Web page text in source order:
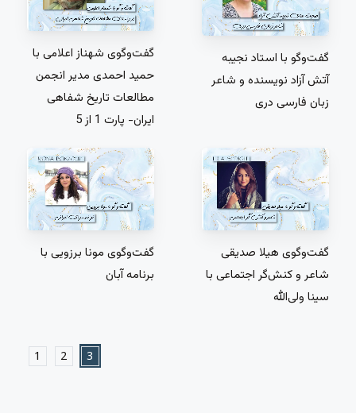
گفت‌و‌گوی شهناز اعلامی با
حمید احمدی مدیر انجمن
مطالعات تاریخ شفاهی
ایران- پارت 1 از 5
گفت‌و‌گو با استاد نجیبه
آتش آزاد نویسنده و شاعر
زبان فارسی دری
گفت‌و‌گوی مونا برزویی با
برنامه آبان
گفت‌و‌گوی هیلا صدیقی
شاعر و کنش‌گر اجتماعی با
سینا ولی‌الله
1 2 3